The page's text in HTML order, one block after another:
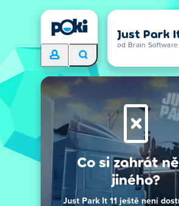
Just Park
od Brain Software
Co si zahrát
jiného?
Just Park It 11 ještě není